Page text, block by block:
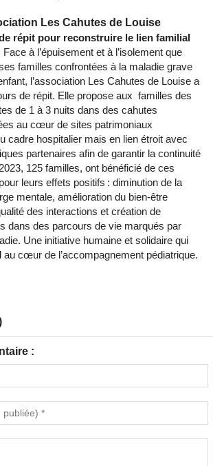
Les Cahutes de Louise
répit pour reconstruire le lien familial
Face à l’épuisement et à l’isolement que
familles confrontées à la maladie grave
l’association Les Cahutes de Louise a
de répit. Elle propose aux familles des
de 1 à 3 nuits dans des cahutes
au cœur de sites patrimoniaux
cadre hospitalier mais en lien étroit avec
partenaires afin de garantir la continuité
125 familles, ont bénéficié de ces
leurs effets positifs : diminution de la
mentale, amélioration du bien‑être
des interactions et création de
dans des parcours de vie marqués par
Une initiative humaine et solidaire qui
au cœur de l’accompagnement pédiatrique.
: